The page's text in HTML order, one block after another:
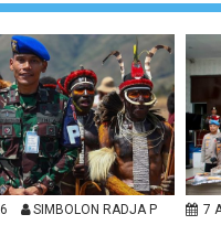
SIMBOLON RADJA P
7